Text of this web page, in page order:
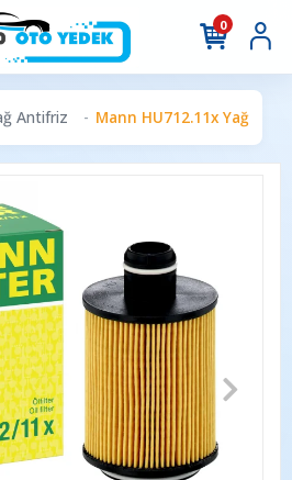
0
Antifriz Mann HU712.11x Yağ